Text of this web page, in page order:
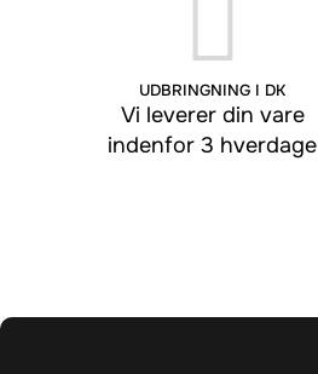
UDBRINGNING I DK
Vi leverer din vare
indenfor 3 hverdage